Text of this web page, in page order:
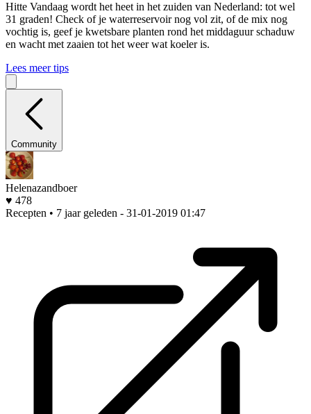
Hitte Vandaag wordt het heet in het zuiden van Nederland: tot wel
31 graden! Check of je waterreservoir nog vol zit, of de mix nog
vochtig is, geef je kwetsbare planten rond het middaguur schaduw
en wacht met zaaien tot het weer wat koeler is.
Lees meer tips
Community
Helenazandboer
♥ 478
Recepten • 7 jaar geleden - 31-01-2019 01:47